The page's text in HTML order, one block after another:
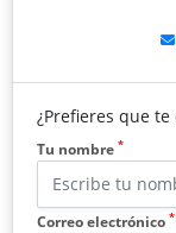
¿Prefieres que
Tu nombre *
Correo electrónico *